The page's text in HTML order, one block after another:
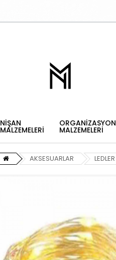
NİŞAN
MALZEMELERİ
ORGANİZASYON
MALZEMELERİ
AKSESUARLAR LEDLER